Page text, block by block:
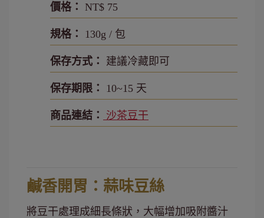
價格： NT$ 75
規格： 130g / 包
保存方式： 建議冷藏即可
保存期限： 10~15 天
商品連結： 沙茶豆干
鹹香開胃：蒜味豆絲
將豆干處理成細長條狀，大幅增加吸附醬汁